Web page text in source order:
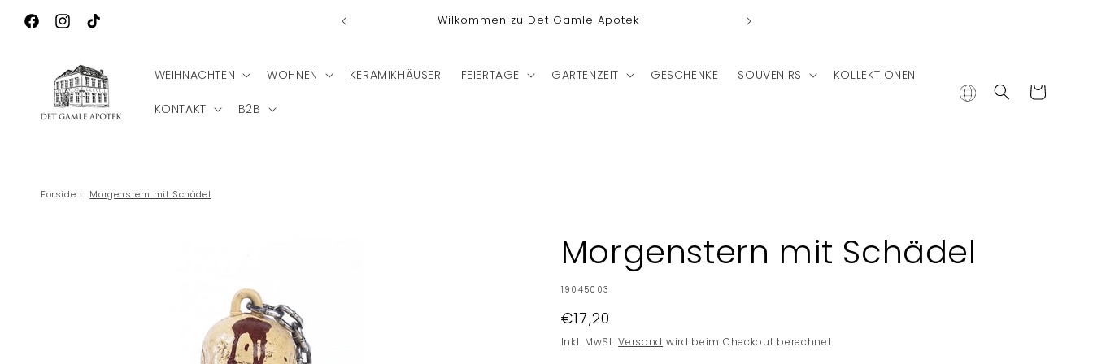
Direkt zum
InhaltFacebookInstagram
TikTok
Wilkommen zu Det Gamle Apotek
WEIHNACHTEN WOHNEN KERAMIKHÄUSER FEIERTAGE GARTENZEIT GESCHENKE SOUVENIRS KOLLEKTIONEN
KONTAKT B2B
Warenkorb
Forside › Morgenstern mit Schädel
Morgenstern mit Schädel
SKU:
19045003
Normaler
Preis
€17,20
Inkl. MwSt.Versand wird beim Checkout berechnet